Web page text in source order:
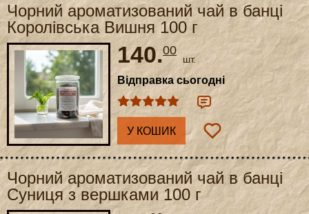
Чорний ароматизований чай в банці
Королівська Вишня 100 г
140.00
шт.
Відправка сьогодні
У КОШИК
Чорний ароматизований чай в банці
Суниця з вершками 100 г